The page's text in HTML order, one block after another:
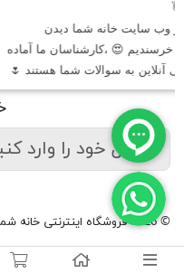
ما
RSS
© 2026 فروشگاه اینترنتی خانه شما. همه حقوق محفوظ است.